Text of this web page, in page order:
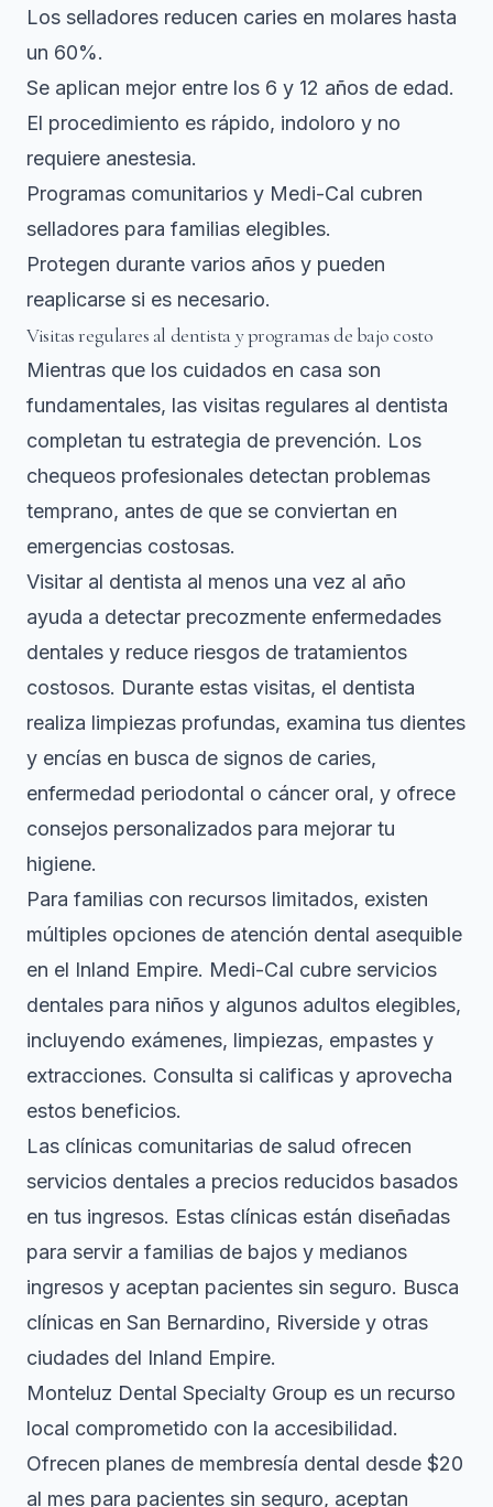
Los selladores reducen caries en molares hasta
un 60%.
Se aplican mejor entre los 6 y 12 años de edad.
El procedimiento es rápido, indoloro y no
requiere anestesia.
Programas comunitarios y Medi-Cal cubren
selladores para familias elegibles.
Protegen durante varios años y pueden
reaplicarse si es necesario.
Visitas regulares al dentista y programas de bajo costo
Mientras que los cuidados en casa son
fundamentales, las visitas regulares al dentista
completan tu estrategia de prevención. Los
chequeos profesionales detectan problemas
temprano, antes de que se conviertan en
emergencias costosas.
Visitar al dentista al menos una vez al año
ayuda a detectar precozmente enfermedades
dentales y reduce riesgos de tratamientos
costosos. Durante estas visitas, el dentista
realiza limpiezas profundas, examina tus dientes
y encías en busca de signos de caries,
enfermedad periodontal o cáncer oral, y ofrece
consejos personalizados para mejorar tu
higiene.
Para familias con recursos limitados, existen
múltiples opciones de atención dental asequible
en el Inland Empire. Medi-Cal cubre servicios
dentales para niños y algunos adultos elegibles,
incluyendo exámenes, limpiezas, empastes y
extracciones. Consulta si calificas y aprovecha
estos beneficios.
Las clínicas comunitarias de salud ofrecen
servicios dentales a precios reducidos basados
en tus ingresos. Estas clínicas están diseñadas
para servir a familias de bajos y medianos
ingresos y aceptan pacientes sin seguro. Busca
clínicas en San Bernardino, Riverside y otras
ciudades del Inland Empire.
Monteluz Dental Specialty Group es un recurso
local comprometido con la accesibilidad.
Ofrecen planes de membresía dental desde $20
al mes para pacientes sin seguro, aceptan